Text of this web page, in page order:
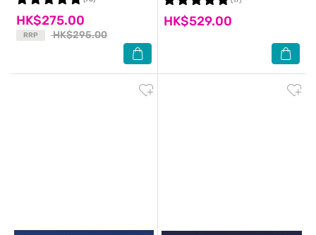
HK$275.00
RRP HK$295.00
HK$529.00